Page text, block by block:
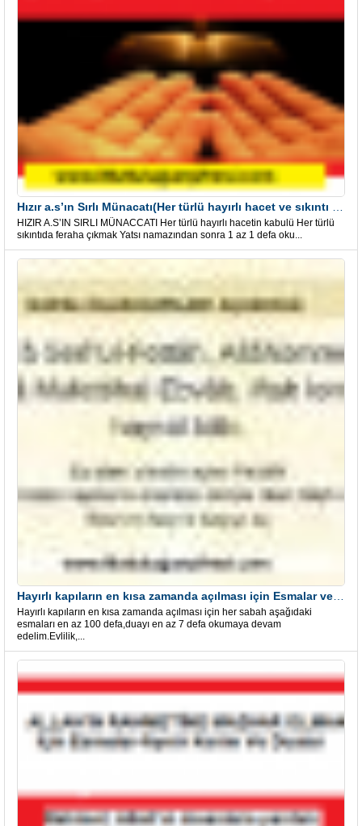
HIZIR A.S’IN SIRLI MÜNACCATI Her türlü hayırlı hacetin kabulü Her türlü
sıkıntıda feraha çıkmak Yatsı namazından sonra 1 az 1 defa oku...
Hayırlı kapıların en kısa zamanda açılması için her sabah aşağıdaki
esmaları en az 100 defa,duayı en az 7 defa okumaya devam
edelim.Evlilik,...